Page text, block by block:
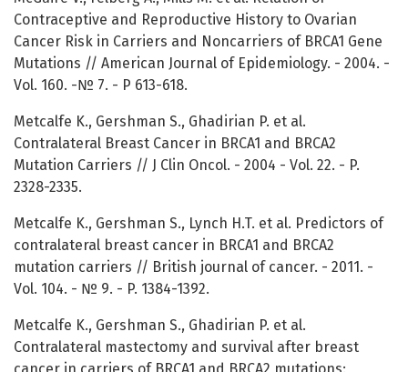
Contraceptive and Reproductive History to Ovarian
Cancer Risk in Carriers and Noncarriers of BRCA1 Gene
Mutations // American Journal of Epidemiology. - 2004. -
Vol. 160. -№ 7. - P 613-618.
Metcalfe K., Gershman S., Ghadirian P. et al.
Contralateral Breast Cancer in BRCA1 and BRCA2
Mutation Carriers // J Clin Oncol. - 2004 - Vol. 22. - P.
2328-2335.
Metcalfe K., Gershman S., Lynch H.T. et al. Predictors of
contralateral breast cancer in BRCA1 and BRCA2
mutation carriers // British journal of cancer. - 2011. -
Vol. 104. - № 9. - P. 1384-1392.
Metcalfe K., Gershman S., Ghadirian P. et al.
Contralateral mastectomy and survival after breast